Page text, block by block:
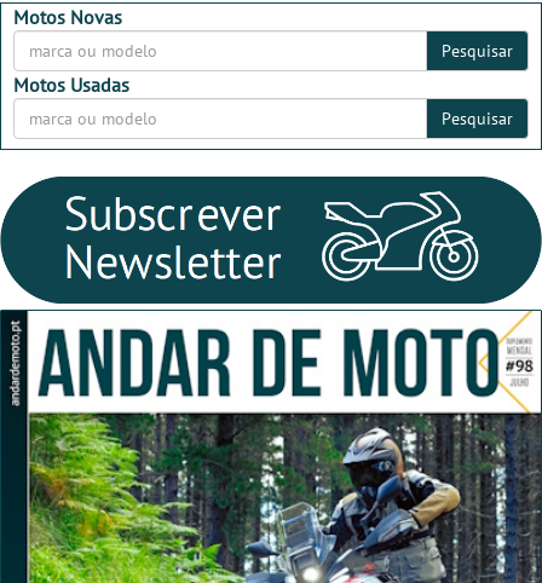
2026
Motos Novas
Pesquisar
Motos Usadas
Pesquisar